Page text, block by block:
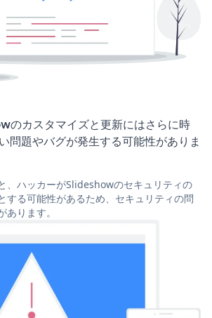
のカスタマイズと更新にはさらに時
問題やバグが発生する可能性がありま
、ハッカーがSlideshowのセキュリティの
する可能性があるため、セキュリティの問
ります。